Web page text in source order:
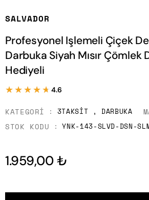
SALVADOR
Profesyonel Işlemeli Çiçek
Darbuka Siyah Mısır Çömlek
Hediyeli
★★★★★
★★★★★ 4.6
KATEGORI 3TAKSIT , DARBUKA
STOK KODU YNK-143-SLVD-DSN-
1.959,00 ₺